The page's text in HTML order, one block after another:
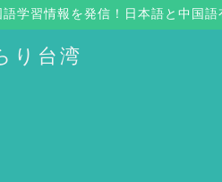
学習情報を発信！日本語と中国語
り台湾